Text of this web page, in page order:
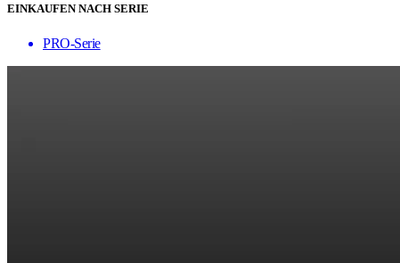
EINKAUFEN NACH SERIE
PRO-Serie